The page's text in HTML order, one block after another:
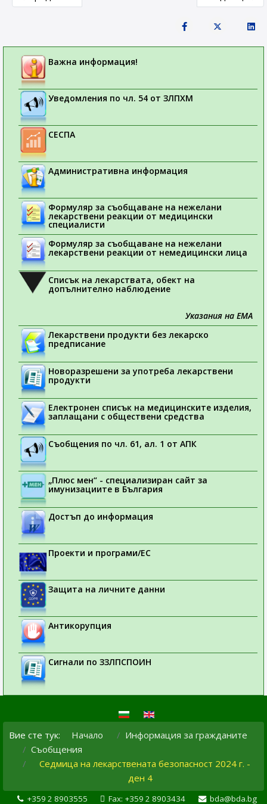
Важна информация!
Уведомления по чл. 54 от ЗЛПХМ
СЕСПА
Административна информация
Формуляр за съобщаване на нежелани
лекарствени реакции от медицински
специалисти
Формуляр за съобщаване на нежелани
лекарствени реакции от немедицински лица
Списък на лекарствата, обект на
допълнително наблюдение
Указания на ЕМА
Лекарствени продукти без лекарско
предписание
Новоразрешени за употреба лекарствени
продукти
Електронен списък на медицинските изделия,
заплащани с обществени средства
Съобщения по чл. 61, ал. 1 от АПК
„Плюс мен“ - специализиран сайт за
имунизациите в България
Достъп до информация
Проекти и програми/ЕС
Защита на личните данни
Антикорупция
Сигнали по ЗЗЛПСПОИН
Вие сте тук: Начало
Информация за гражданите
Съобщения
Седмица на лекарствената безопасност 2024 г. -
ден 4
+359 2 8903555 Fax: +359 2 8903434 bda@bda.bg